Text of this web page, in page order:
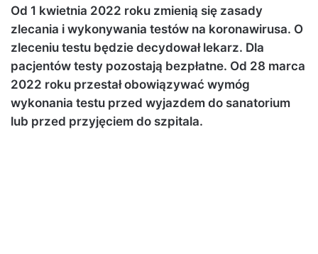
Od 1 kwietnia 2022 roku zmienią się zasady
zlecania i wykonywania testów na koronawirusa. O
zleceniu testu będzie decydował lekarz. Dla
pacjentów testy pozostają bezpłatne. Od 28 marca
2022 roku przestał obowiązywać wymóg
wykonania testu przed wyjazdem do sanatorium
lub przed przyjęciem do szpitala.